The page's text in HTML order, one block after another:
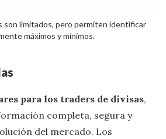
son limitados, pero permiten identificar
máximos y mínimos.
para los traders de divisas,
completa, segura y
del mercado. Los